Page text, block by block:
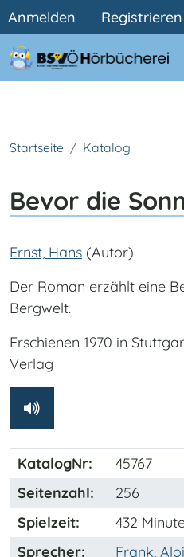
Benutzermenü
Anmelden Registrieren
Startseite Katalog
Bevor die
Ernst, Hans (Autor)
Der Roman erzählt eine
Bergwelt.
Erschienen 1970 in
Verlag
KatalogNr:
45767
Seitenzahl:
256
Spielzeit:
432
Sprecher:
Frank,